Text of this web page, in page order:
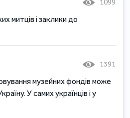
1099
митців і заклики до
1391
музейних фондів може
У самих українців і у